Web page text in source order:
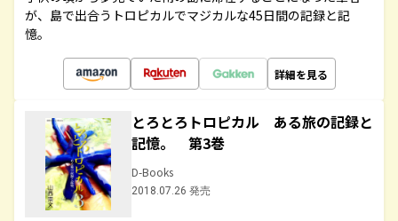
が、島で出合うトロピカルでマジカルな45日間の記録と記
憶。
詳細を見る
とろとろトロピカル ある旅の記録と
記憶。 第3巻
D-Books
2018.07.26 発売